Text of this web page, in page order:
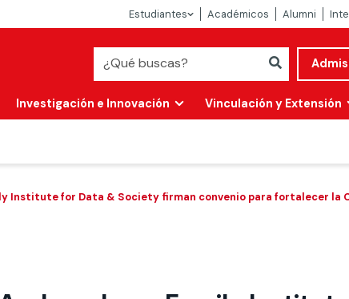
Estudiantes Académicos Alumni
Investigación e Innovación Vinculación y Extensión
Institute for Data & Society firman convenio para fortalecer